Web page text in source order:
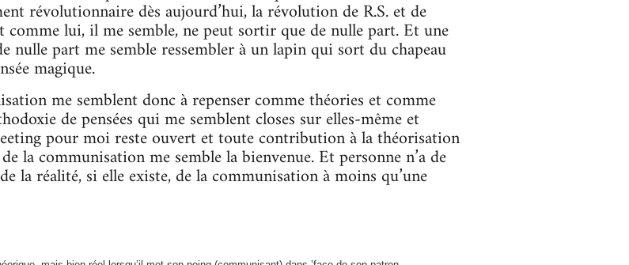
révolutionnaire dès aujourd’hui, la révolution de R.S. et de
comme lui, il me semble, ne peut sortir que de nulle part. Et une
part me semble ressembler à un lapin qui sort du chapeau
magique.
me semblent donc à repenser comme théories et comme
de pensées qui me semblent closes sur elles-même et
pour moi reste ouvert et toute contribution à la théorisation
la communisation me semble la bienvenue. Et personne n’a de
la réalité, si elle existe, de la communisation à moins qu’une